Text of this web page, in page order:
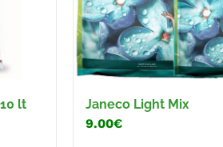
lt
Janeco Light Mix
9.00€